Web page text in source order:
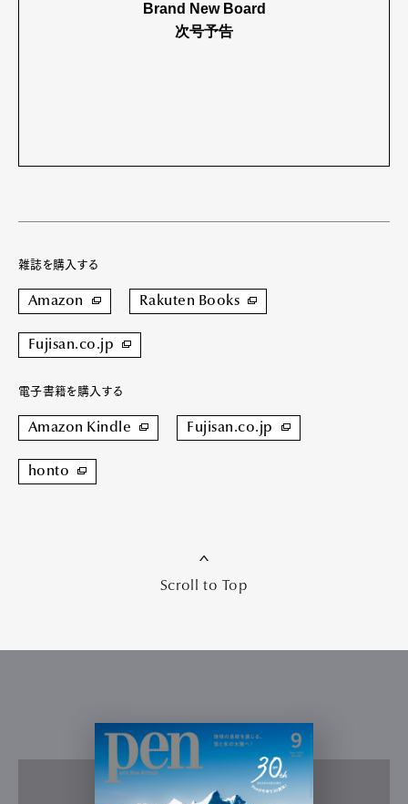
Brand New Board
次号予告
雑誌を購入する
Amazon Rakuten Books
Fujisan.co.jp
電子書籍を購入する
Amazon Kindle Fujisan.co.jp
honto
Scroll to Top